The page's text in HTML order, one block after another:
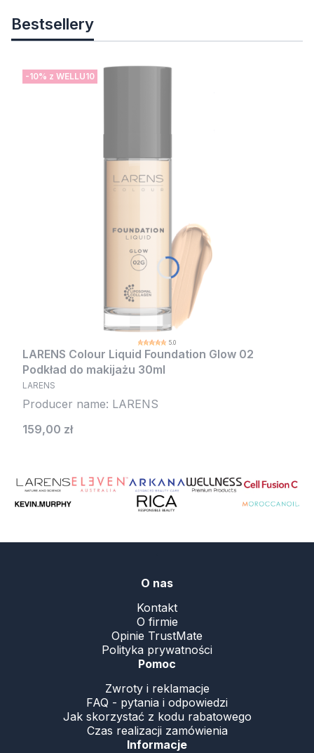
Bestsellery
-10% z WELLU10
5.0
LARENS Colour Liquid Foundation Glow 02
Podkład do makijażu 30ml
LARENS
Producer name: LARENS
Cena
159,00 zł
O nas
Kontakt
O firmie
Opinie TrustMate
Polityka prywatności
Pomoc
Zwroty i reklamacje
FAQ - pytania i odpowiedzi
Jak skorzystać z kodu rabatowego
Czas realizacji zamówienia
Informacje